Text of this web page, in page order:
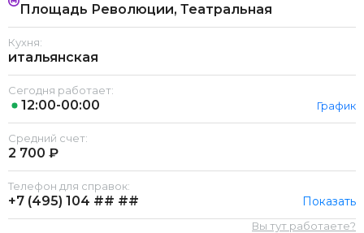
Площадь Революции, Театральная
Кухня:
итальянская
Сегодня работает:
12:00-00:00 График
Средний счет:
2 700 ₽
Телефон для справок:
+7 (495) 104 ## ## Показать
Вы тут работаете?